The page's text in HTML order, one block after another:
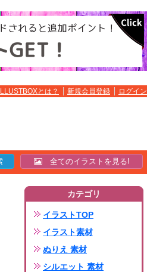
ILLUSTBOXとは？ 新規会員登録 ログイン
全てのイラストを見る!
カテゴリ
イラストTOP
イラスト素材
ぬりえ 素材
シルエット 素材